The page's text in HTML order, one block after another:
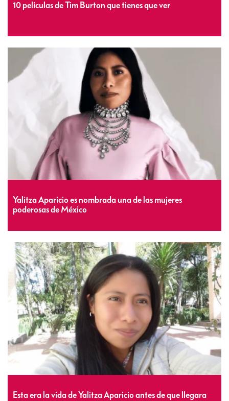
10 películas de Tim Burton que tienes que ver
Yalitza Aparicio es nombrada una de las mujeres
poderosas de México
Esta era la vida de Yalitza Aparicio antes de que llegara